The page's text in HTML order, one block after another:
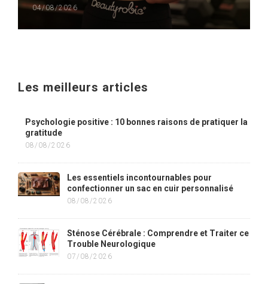
04/08/2026
Les meilleurs articles
Psychologie positive : 10 bonnes raisons de pratiquer la
gratitude
08/08/2026
Les essentiels incontournables pour
confectionner un sac en cuir personnalisé
08/08/2026
Sténose Cérébrale : Comprendre et Traiter ce
Trouble Neurologique
07/08/2026